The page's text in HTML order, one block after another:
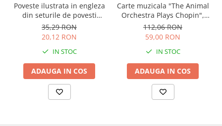
Poveste ilustrata in engleza
din seturile de povesti
Usborne
35,29 RON
20,12 RON
IN STOC
ADAUGA IN COS
Carte muzicala "The Animal
Orchestra Plays Chopin",
cartonata, Usborne
112,06 RON
59,00 RON
IN STOC
ADAUGA IN COS